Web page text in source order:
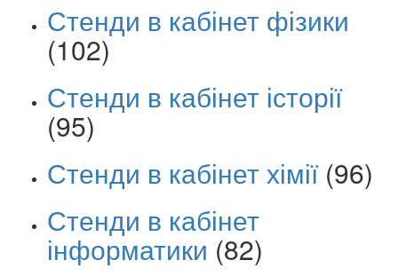
Стенди в кабінет фізики
(102)
Стенди в кабінет історії
(95)
Стенди в кабінет хімії (96)
Стенди в кабінет
інформатики (82)